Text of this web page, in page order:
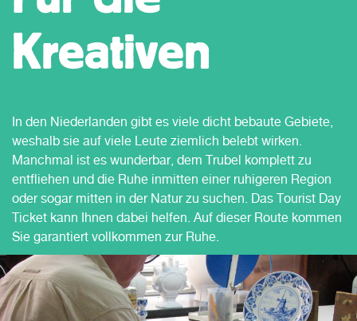
Kreativen
In den Niederlanden gibt es viele dicht bebaute Gebiete,
weshalb sie auf viele Leute ziemlich belebt wirken.
Manchmal ist es wunderbar, dem Trubel komplett zu
entfliehen und die Ruhe inmitten einer ruhigeren Region
oder sogar mitten in der Natur zu suchen. Das Tourist Day
Ticket kann Ihnen dabei helfen. Auf dieser Route kommen
Sie garantiert vollkommen zur Ruhe.